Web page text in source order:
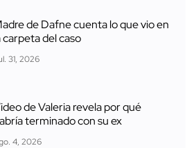
de Dafne cuenta lo que vio en
carpeta del caso
31, 2026
de Valeria revela por qué
terminado con su ex
4, 2026